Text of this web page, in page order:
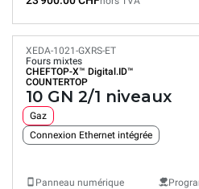
XEDA-1021-GXRS-ET
Fours mixtes
CHEFTOP-X™ Digital.ID™
COUNTERTOP
10 GN 2/1 niveaux
Gaz
Connexion Ethernet intégrée
Panneau numérique